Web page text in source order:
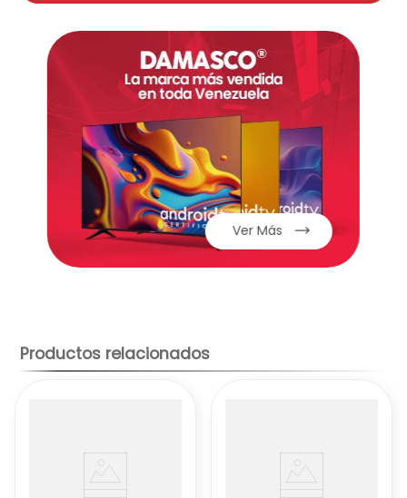
aplicaciones de streaming, configuraciones
y canales favoritos.
Procesador:Motor de procesamiento de
alta velocidad, diseñado para asegurar una
respuesta inmediata a los comandos del
control remoto, transiciones fluidas y una
gestión estable del sistema.
Rendimiento diario:Ideal para disfrutar de
una experiencia de entretenimiento
completa, con soporte para reproducción
de contenido multimedia, uso de
dispositivos externos y una estabilidad de
software diseñada para el uso familiar
Entradas Multimedia:Equipado con
externo para reproducir archivos
multimedia.
Productos relacionados
Ver Más